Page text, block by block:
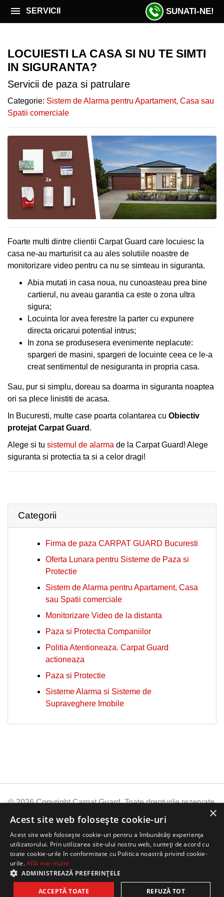
SUNATI-NE!
SERVICII
OFERTĂ AUGUST
MONITORIZARE VIDEO DE LA DISTANȚĂ.
INTERVENȚIE RAPIDĂ
SERVICII PATRULARE
DISPECERAT 24/7
SECURITATE EVENIMENTE
CONTACT
OFERTĂ
PAZĂ
CU
VIDEO
SISTEME
VIDEO
RAPIDA
CLIENTI
LOCUIESTI LA CASA SI NU TE SIMTI
IN SIGURANTA?
Servicii de paza si patrulare
Categorie: Sistem de Alarma pentru Apartament, Casa sau
Spatii comerciale
Foarte multi dintre clientii Carpat Guard care locuiesc la
casa ne-au marturisit ca au ales solutiile noastre de
monitorizare video pentru ca nu se simteau in siguranta.
Abia mutati in casa noua, nu cunoasteau prea bine
cartierul, nu aveau garantia ca este o zona ultra
sigura;
Locuinta lor avea ferestre la parter cu expunere
directa oricarui potential intrus;
In zona se produsesera evenimente neplacute:
spargeri de masini, spargeri de locuinte ceea ce le-a
creat sentimentul de nesiguranta in propria casa.
Sau, pur si simplu, doreau sa doarma in siguranta noaptea
ori sa plece linistiti de acasa.
In Bucuresti, multe case poarta colantarea cu Obiectiv
protejat Carpat Guard .
Alege si tu sistemul de alarma de la Carpat Guard! Alege
siguranta si protectia ta si a celor dragi!
Categorii
Firma de paza CARPAT GUARD Bucuresti
Oferta Lunara pentru Sisteme de Paza si
Protectie
Sistem de Alarma pentru Apartament, Casa
sau Spatii comerciale
Monitorizare Video de la distanta
Paza si Protectia Companiilor
Politia Atentioneaza. Carpat Guard
actioneaza
Paza si Protectie
Sisteme Alarma si Sisteme de
Supraveghere Imobile
© 2026 Copyright Carpat Guard. Toate drepturile rezervate.
Informatii:
Stiri Carpat Guard
Firma Paza Carpat
Acoperire nationala
2019 Politica de Prelucrare a Datelor
Creare website custom
×
Acest site web folosește cookie-uri
Acest site web folosește cookie-uri pentru a îmbunătăți experiența
utilizatorului. Prin utilizarea site-ului nostru web, sunteți de acord cu
toate cookie-urile în conformitate cu Politica noastră privind cookie-
urile.Află mai multe
ADMINISTREAZĂ PREFERINȚELE
ACCEPTĂ TOATE REFUZĂ TOT